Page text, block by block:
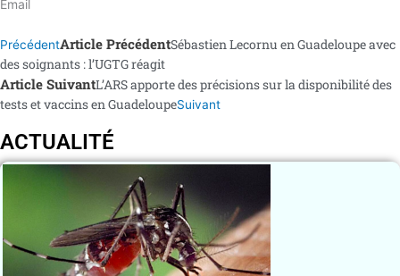
Email
PrécédentArticle PrécédentSébastien Lecornu en Guadeloupe avec
des soignants : l’UGTG réagit
Article SuivantL’ARS apporte des précisions sur la disponibilité des
tests et vaccins en GuadeloupeSuivant
ACTUALITÉ